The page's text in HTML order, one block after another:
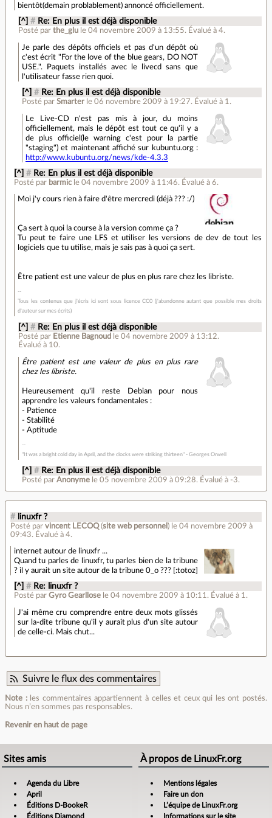
bientôt(demain problablement) annoncé officiellement.
[^] # Re: En plus il est déjà disponible
Posté par the_glu le 04 novembre 2009 à 13:55. Évalué à 4.
Je parle des dépôts officiels et pas d'un dépôt où
c'est écrit "For the love of the blue gears, DO NOT
USE.". Paquets installés avec le livecd sans que
l'utilisateur fasse rien quoi.
[^] # Re: En plus il est déjà disponible
Posté parSmarter le 06 novembre 2009 à 19:27. Évalué à 1 .
Le Live-CD n'est pas mis à jour, du moins
officiellement, mais le dépôt est tout ce qu'il y a
de plus officiel(le warning c'est pour la partie
"staging") et maintenant affiché sur kubuntu.org :
http://www.kubuntu.org/news/kde-4.3.3
[^] # Re: En plus il est déjà disponible
Posté par barmic le 04 novembre 2009 à 11:46. Évalué à6.
Moi j'y cours rien à faire d'être mercredi (déjà ??? :/)
Ça sert à quoi la course à la version comme ça ?
Tu peut te faire une LFS et utiliser les versions de dev de tout les
logiciels que tu utilise, mais je sais pas à quoi ça sert.
Être patient est une valeur de plus en plus rare chez les libriste.
Tous les contenus que j'écris ici sont sous licence CC0 (j'abandonne autant que possible mes droits
d'auteur sur mes écrits)
[^] # Re: En plus il est déjà disponible
Posté par Etienne Bagnoud le 04 novembre 2009 à 13:12.
Évalué à 10.
Être patient est une valeur de plus en plus rare
chez les libriste.
Heureusement qu'il reste Debian pour nous
apprendre les valeurs fondamentales :
- Patience
- Stabilité
- Aptitude
"It was a bright cold day in April, and the clocks were striking thirteen" - Georges Orwell
[^] # Re: En plus il est déjà disponible
Posté parAnonyme le 05 novembre 2009 à 09:28. Évalué à -3.
# linuxfr ?
Posté par vincent LECOQ(site web personnel ) le 04 novembre 2009 à
09:43. Évalué à 4.
internet autour de linuxfr ...
Quand tu parles de linuxfr, tu parles bien de la tribune
? il y aurait un site autour de la tribune 0_o ??? [:totoz]
[^] # Re: linuxfr ?
Posté parGyro Gearllose le 04 novembre 2009 à 10:11. Évalué à 1.
J'ai même cru comprendre entre deux mots glissés
sur la-dite tribune qu'il y aurait plus d'un site autour
de celle-ci. Mais chut...
Suivre le flux des commentaires
Note :les commentaires appartiennent à celles et ceux qui les ont postés.
Nous n’en sommes pas responsables.
Revenir en haut de page
Sites amis
Agenda du Libre
April
Éditions D-BookeR
Éditions Diamond
À propos de LinuxFr.org
Mentions légales
Faire un don
L’équipe de LinuxFr.org
Informations sur le site